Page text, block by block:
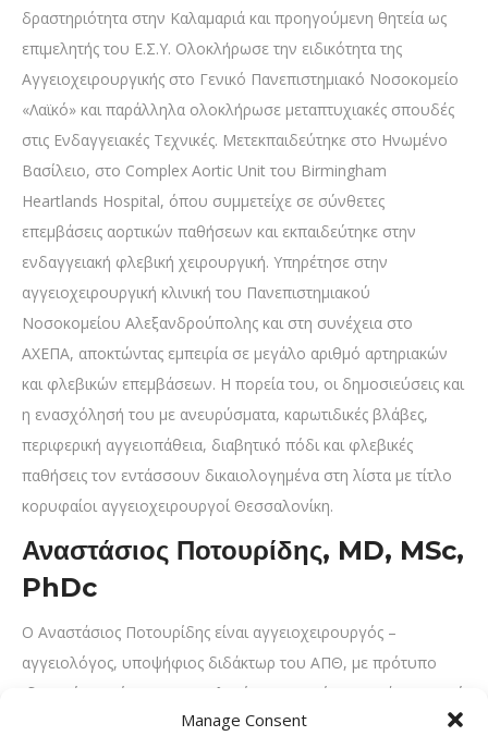
Manage Consent
δραστηριότητα στην Καλαμαριά και προηγούμενη θητεία ως
επιμελητής του Ε.Σ.Υ. Ολοκλήρωσε την ειδικότητα της
Αγγειοχειρουργικής στο Γενικό Πανεπιστημιακό Νοσοκομείο
«Λαϊκό» και παράλληλα ολοκλήρωσε μεταπτυχιακές σπουδές
στις Ενδαγγειακές Τεχνικές. Μετεκπαιδεύτηκε στο Ηνωμένο
Βασίλειο, στο Complex Aortic Unit του Birmingham
Heartlands Hospital, όπου συμμετείχε σε σύνθετες
επεμβάσεις αορτικών παθήσεων και εκπαιδεύτηκε στην
ενδαγγειακή φλεβική χειρουργική. Υπηρέτησε στην
αγγειοχειρουργική κλινική του Πανεπιστημιακού
Νοσοκομείου Αλεξανδρούπολης και στη συνέχεια στο
ΑΧΕΠΑ, αποκτώντας εμπειρία σε μεγάλο αριθμό αρτηριακών
και φλεβικών επεμβάσεων. Η πορεία του, οι δημοσιεύσεις και
η ενασχόλησή του με ανευρύσματα, καρωτιδικές βλάβες,
περιφερική αγγειοπάθεια, διαβητικό πόδι και φλεβικές
παθήσεις τον εντάσσουν δικαιολογημένα στη λίστα με τίτλο
κορυφαίοι αγγειοχειρουργοί Θεσσαλονίκη.
Αναστάσιος Ποτουρίδης, MD, MSc,
PhDc
Ο Αναστάσιος Ποτουρίδης είναι αγγειοχειρουργός –
αγγειολόγος, υποψήφιος διδάκτωρ του ΑΠΘ, με πρότυπο
ιδιωτικό ιατρείο στη Θεσσαλονίκη. Αποφοίτησε με άριστα από
την Ιατρική Σχολή του Πανεπιστημίου της Μπολόνια και